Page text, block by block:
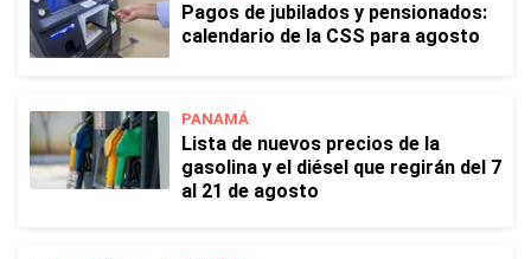
Pagos de jubilados y pensionados:
calendario de la CSS para agosto
PANAMÁ
Lista de nuevos precios de la
gasolina y el diésel que regirán del 7
al 21 de agosto